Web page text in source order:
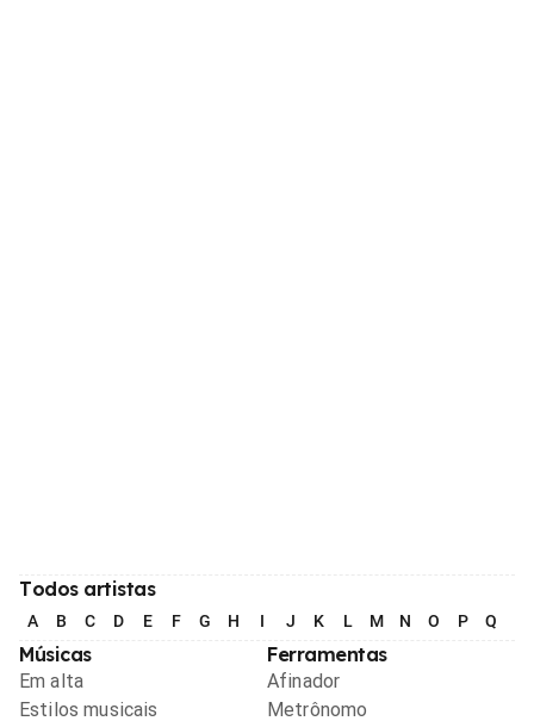
Todos artistas
A B C D E F G H I J K L M N O P Q
Músicas
Em alta
Estilos musicais
Ferramentas
Afinador
Metrônomo